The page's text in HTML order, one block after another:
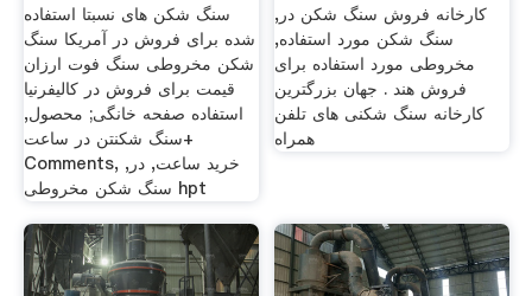
سنگ شکن های نسبتا استفاده
شده برای فروش در آمریکا سنگ
شکن مخروطی سنگ فوت ارزان
قیمت برای فروش در کالیفرنیا
استفاده صفحه خانگی; محصول,
سنگ شکنتن در ساعت+
Comments, خرید ساعت, در,
سنگ شکن مخروطی hpt
کارخانه فروش سنگ شکن در,
سنگ شکن مورد استفاده,
مخروطی مورد استفاده برای
فروش هند . جهان بزرگترین
کارخانه سنگ شکنی های تلفن
همراه